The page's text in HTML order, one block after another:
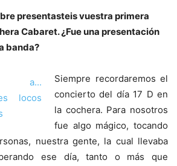
presentasteis vuestra primera
Cabaret. ¿Fue una presentación
banda?
Siempre recordaremos el
concierto del día 17 D en
la cochera. Para nosotros
fue algo mágico, tocando
nuestra gente, la cual llevaba
ese día, tanto o más que